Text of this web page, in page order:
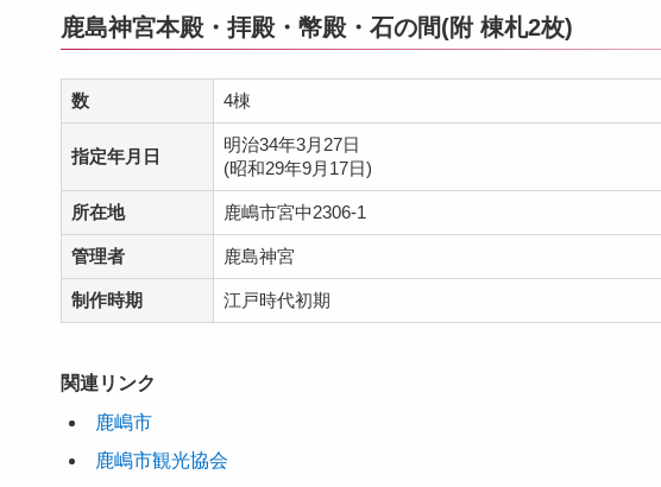
鹿島神宮本殿・拝殿・幣殿・石の間(附 棟札2枚)
数 4棟
指定年月日
明治34年3月27日
(昭和29年9月17日)
所在地 鹿嶋市宮中2306-1
管理者 鹿島神宮
制作時期 江戸時代初期
関連リンク
鹿嶋市
鹿嶋市観光協会